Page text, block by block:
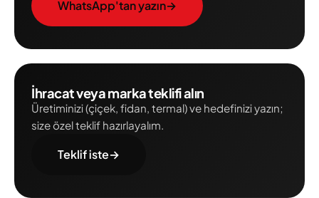
WhatsApp'tan yazın→
İhracat veya marka teklifi alın
Üretiminizi (çiçek, fidan, termal) ve hedefinizi yazın;
size özel teklif hazırlayalım.
Teklif iste→